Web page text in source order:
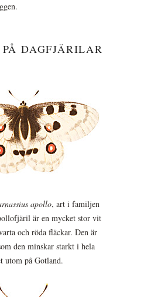
DAGFJÄRILAR
apollo, art i familjen
är en mycket stor vit
och röda fläckar. Den är
den minskar starkt i hela
utom på Gotland.